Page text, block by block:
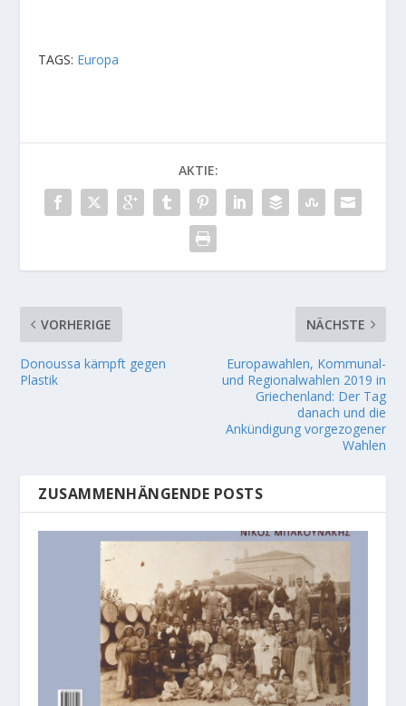
TAGS: Europa
AKTIE:
VORHERIGE
Donoussa kämpft gegen
Plastik
NÄCHSTE
Europawahlen, Kommunal-
und Regionalwahlen 2019 in
Griechenland: Der Tag
danach und die
Ankündigung vorgezogener
Wahlen
ZUSAMMENHÄNGENDE POSTS